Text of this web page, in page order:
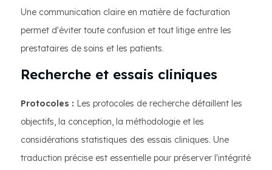
Une communication claire en matière de facturation
permet d'éviter toute confusion et tout litige entre les
prestataires de soins et les patients.
Recherche et essais cliniques
Protocoles : Les protocoles de recherche détaillent les
objectifs, la conception, la méthodologie et les
considérations statistiques des essais cliniques. Une
traduction précise est essentielle pour préserver l'intégrité